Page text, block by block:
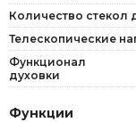
Количество стекол
Телескопические
Функционал
духовки
Функции